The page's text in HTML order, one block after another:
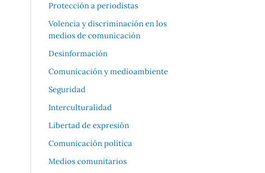
Protección a periodistas
Volencia y discriminación en los
medios de comunicación
Desinformación
Comunicación y medioambiente
Seguridad
Interculturalidad
Libertad de expresión
Comunicación política
Medios comunitarios